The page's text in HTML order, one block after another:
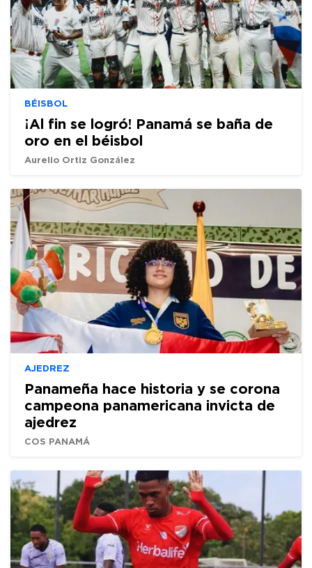
BÉISBOL
¡Al fin se logró! Panamá se baña de
oro en el béisbol
Aurelio Ortiz González
AJEDREZ
Panameña hace historia y se corona
campeona panamericana invicta de
ajedrez
COS PANAMÁ